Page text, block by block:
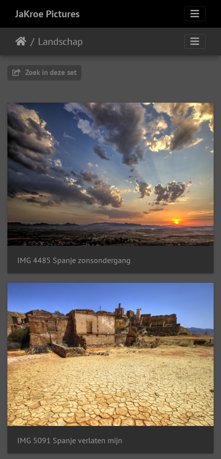
JaKroe Pictures
Landschap
Zoek in deze set
IMG 4485 Spanje zonsondergang
IMG 5091 Spanje verlaten mijn